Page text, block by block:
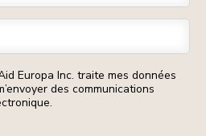
Europa Inc. traite mes données
des communications